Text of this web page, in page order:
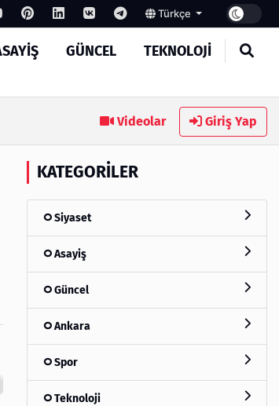
Türkçe
GÜNCEL TEKNOLOJI
Yeni Nesil Verimliliği Olimpack ile
Videolar Giriş Yap
KATEGORILER
Siyaset
Asayiş
Güncel
Ankara
Spor
Teknoloji